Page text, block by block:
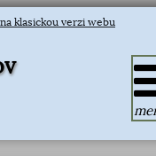
klasickou verzi webu